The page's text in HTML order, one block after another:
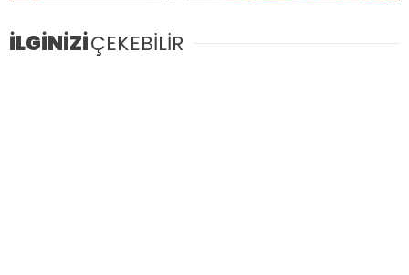
İLGİNİZİÇEKEBİLİR